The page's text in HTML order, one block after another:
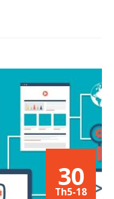
30
Th5-18